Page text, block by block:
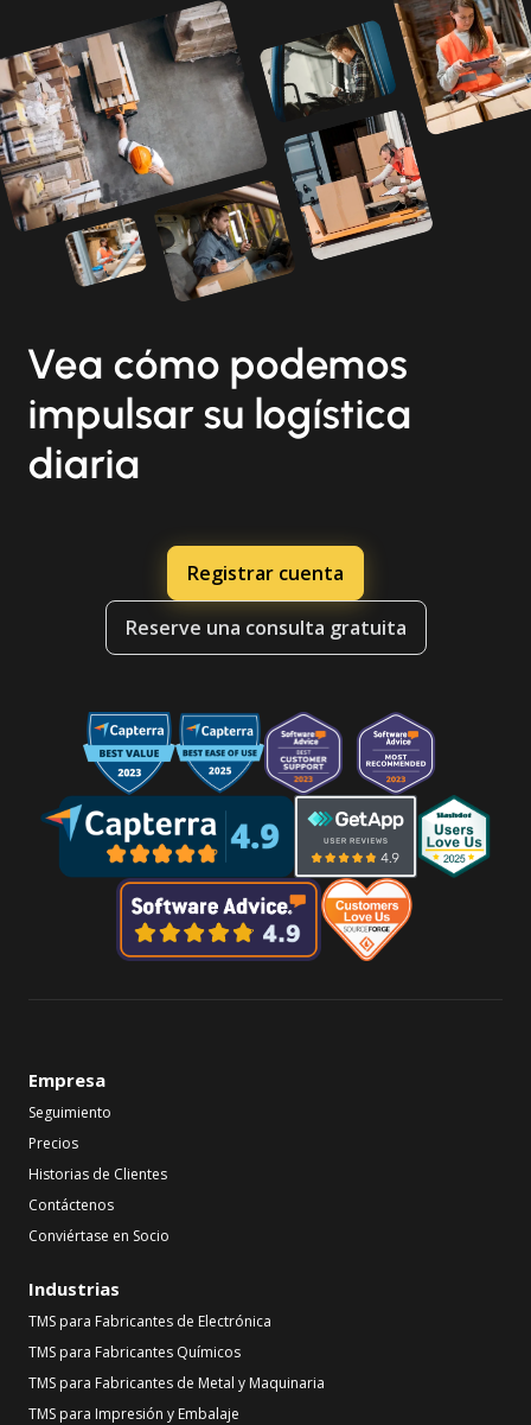
Vea cómo podemos
impulsar su logística
diaria
Registrar cuenta
Reserve una consulta gratuita
Empresa
Seguimiento
Precios
Historias de Clientes
Contáctenos
Conviértase en Socio
Industrias
TMS para Fabricantes de Electrónica
TMS para Fabricantes Químicos
TMS para Fabricantes de Metal y Maquinaria
TMS para Impresión y Embalaje